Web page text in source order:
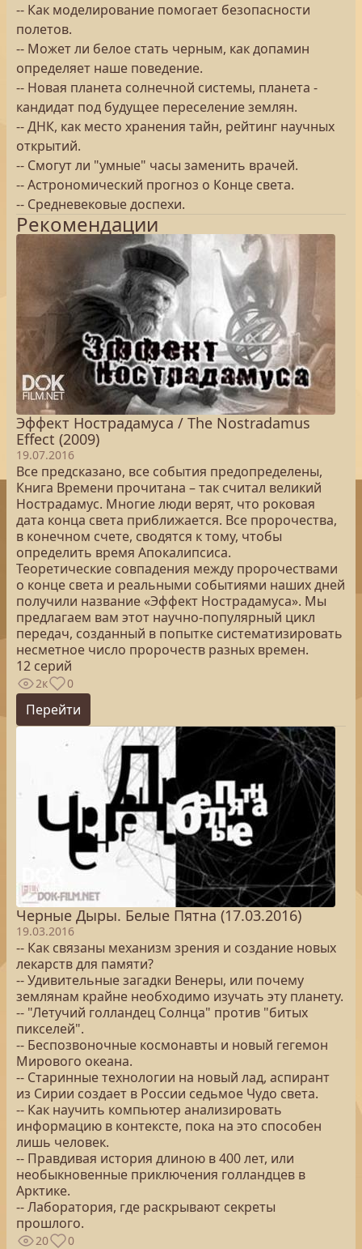
-- Как моделирование помогает безопасности
полетов.
-- Может ли белое стать черным, как допамин
определяет наше поведение.
-- Новая планета солнечной системы, планета -
кандидат под будущее переселение землян.
-- ДНК, как место хранения тайн, рейтинг научных
открытий.
-- Смогут ли "умные" часы заменить врачей.
-- Астрономический прогноз о Конце света.
-- Средневековые доспехи.
Рекомендации
Эффект Нострадамуса / The Nostradamus
Effect (2009)
19.07.2016
Все предсказано, все события предопределены,
Книга Времени прочитана – так считал великий
Нострадамус. Многие люди верят, что роковая
дата конца света приближается. Все пророчества,
в конечном счете, сводятся к тому, чтобы
определить время Апокалипсиса.
Теоретические совпадения между пророчествами
о конце света и реальными событиями наших дней
получили название «Эффект Нострадамуса». Мы
предлагаем вам этот научно-популярный цикл
передач, созданный в попытке систематизировать
несметное число пророчеств разных времен.
12 серий
2к 0
Перейти
Черные Дыры. Белые Пятна (17.03.2016)
19.03.2016
-- Как связаны механизм зрения и создание новых
лекарств для памяти?
-- Удивительные загадки Венеры, или почему
землянам крайне необходимо изучать эту планету.
-- "Летучий голландец Солнца" против "битых
пикселей".
-- Беспозвоночные космонавты и новый гегемон
Мирового океана.
-- Старинные технологии на новый лад, аспирант
из Сирии создает в России седьмое Чудо света.
-- Как научить компьютер анализировать
информацию в контексте, пока на это способен
лишь человек.
-- Правдивая история длиною в 400 лет, или
необыкновенные приключения голландцев в
Арктике.
-- Лаборатория, где раскрывают секреты
прошлого.
20 0